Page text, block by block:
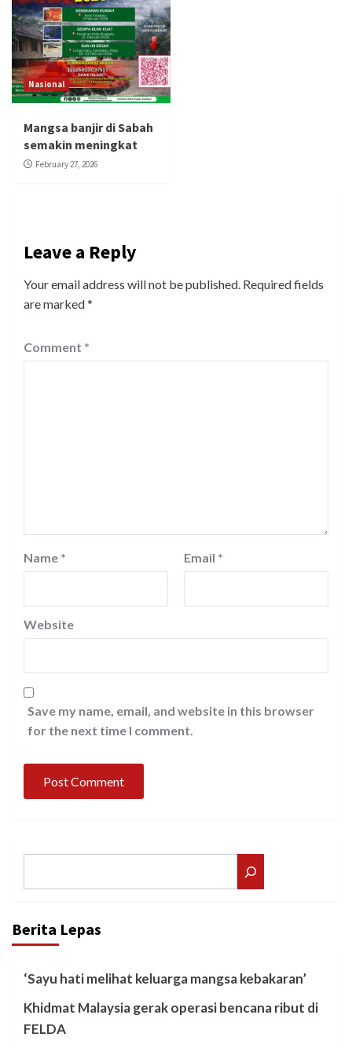
Nasional
Mangsa banjir di Sabah
semakin meningkat
February 27, 2026
Leave a Reply
Your email address will not be published. Required fields
are marked*
Comment *
Name * Email *
Website
Save my name, email, and website in this browser
for the next time I comment.
Berita Lepas
‘Sayu hati melihat keluarga mangsa kebakaran’
Khidmat Malaysia gerak operasi bencana ribut di
FELDA